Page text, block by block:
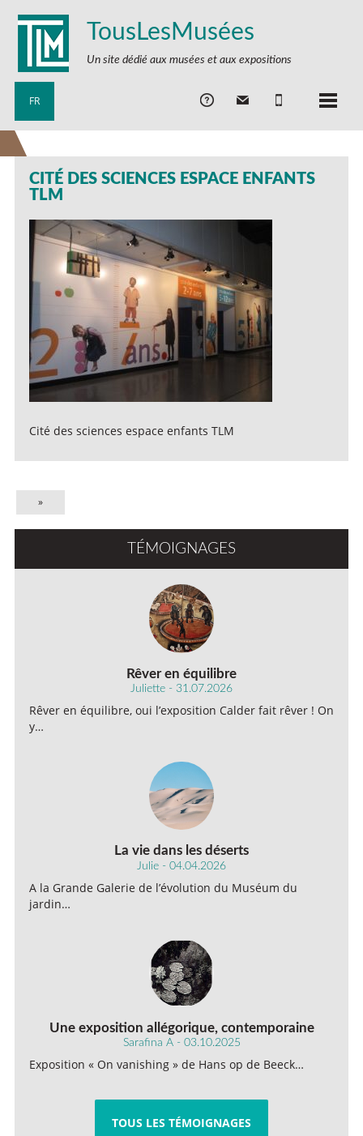
TousLesMusées
Un site dédié aux musées et aux expositions
FR
CITÉ DES SCIENCES ESPACE ENFANTS
TLM
Cité des sciences espace enfants TLM
»
TÉMOIGNAGES
Rêver en équilibre
Juliette - 31.07.2026
Rêver en équilibre, oui l’exposition Calder fait rêver ! On
y…
La vie dans les déserts
Julie - 04.04.2026
A la Grande Galerie de l’évolution du Muséum du
jardin…
Une exposition allégorique, contemporaine
Sarafina A - 03.10.2025
Exposition « On vanishing » de Hans op de Beeck…
TOUS LES TÉMOIGNAGES